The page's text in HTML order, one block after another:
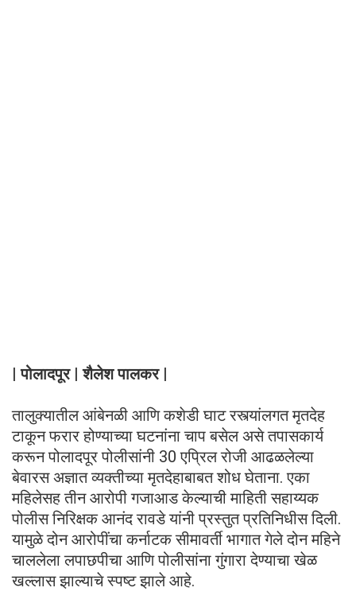
| पोलादपूर | शैलेश पालकर |
तालुक्यातील आंबेनळी आणि कशेडी घाट रस्त्यांलगत मृतदेह
टाकून फरार होण्याच्या घटनांना चाप बसेल असे तपासकार्य
करून पोलादपूर पोलीसांनी 30 एप्रिल रोजी आढळलेल्या
बेवारस अज्ञात व्यक्तीच्या मृतदेहाबाबत शोध घेताना. एका
महिलेसह तीन आरोपी गजाआड केल्याची माहिती सहाय्यक
पोलीस निरिक्षक आनंद रावडे यांनी प्रस्तुत प्रतिनिधीस दिली.
यामुळे दोन आरोपींचा कर्नाटक सीमावर्ती भागात गेले दोन महिने
चाललेला लपाछपीचा आणि पोलीसांना गुंगारा देण्याचा खेळ
खल्लास झाल्याचे स्पष्ट झाले आहे.